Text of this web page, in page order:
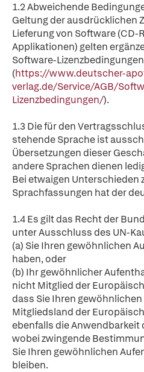
1.2 Abweichende
Geltung der ausdrücklichen
Lieferung von Software (CD-
Applikationen) gelten
Software-Lizenzbedingungen
(https://www.deutscher-
verlag.de/Service/AGB/
Lizenzbedingungen/).
1.3 Die für den
stehende Sprache ist
Übersetzungen dieser
andere Sprachen dienen
Bei etwaigen Unterschieden
Sprachfassungen hat der
1.4 Es gilt das Recht der
unter Ausschluss des UN-
(a) Sie Ihren gewöhnlichen
haben, oder
(b) Ihr gewöhnlicher
nicht Mitglied der
dass Sie Ihren
Mitgliedsland der
ebenfalls die
wobei zwingende
Sie Ihren gewöhnlichen
bleiben.